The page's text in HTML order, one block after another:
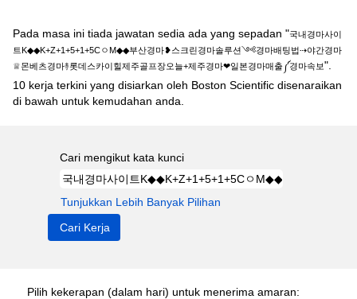
Pada masa ini tiada jawatan sedia ada yang sepadan "국내경마사이
트K◆◆K+Z+1+5+1+5CㅇM◆◆부산경마❥스크린경마솔루션༺경마배팅법⇢야간경마
♕몬베츠경마࿈롯데스카이힐제주골프장오늘+제주경마❤일본경마매출༼경마속보".
10 kerja terkini yang disiarkan oleh Boston Scientific disenaraikan
di bawah untuk kemudahan anda.
Cari mengikut kata kunci
Tunjukkan Lebih Banyak Pilihan
Pilih kekerapan (dalam hari) untuk menerima amaran: